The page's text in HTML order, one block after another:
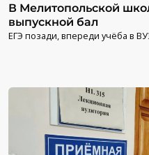
В Мелитопольской
выпускной бал
ЕГЭ позади, впереди учёба в